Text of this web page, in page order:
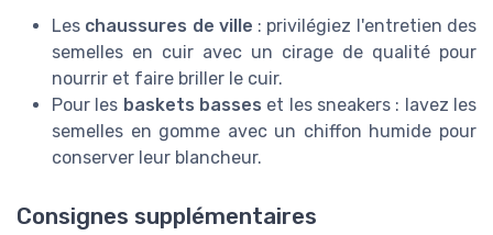
Les chaussures de ville : privilégiez l'entretien des
semelles en cuir avec un cirage de qualité pour
nourrir et faire briller le cuir.
Pour les baskets basses et les sneakers : lavez les
semelles en gomme avec un chiffon humide pour
conserver leur blancheur.
Consignes supplémentaires